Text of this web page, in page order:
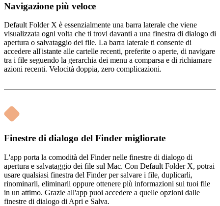
Navigazione più veloce
Default Folder X è essenzialmente una barra laterale che viene
visualizzata ogni volta che ti trovi davanti a una finestra di dialogo di
apertura o salvataggio dei file. La barra laterale ti consente di
accedere all'istante alle cartelle recenti, preferite o aperte, di navigare
tra i file seguendo la gerarchia dei menu a comparsa e di richiamare
azioni recenti. Velocità doppia, zero complicazioni.
Finestre di dialogo del Finder migliorate
L'app porta la comodità del Finder nelle finestre di dialogo di
apertura e salvataggio dei file sul Mac. Con Default Folder X, potrai
usare qualsiasi finestra del Finder per salvare i file, duplicarli,
rinominarli, eliminarli oppure ottenere più informazioni sui tuoi file
in un attimo. Grazie all'app puoi accedere a quelle opzioni dalle
finestre di dialogo di Apri e Salva.